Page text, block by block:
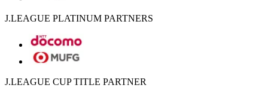
J.LEAGUE PLATINUM PARTNERS
J.LEAGUE CUP TITLE PARTNER